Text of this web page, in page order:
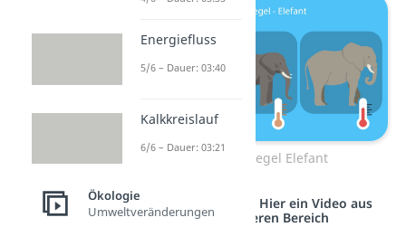
Allensche Regel Elefant
Studyflix vernetzt: Hier ein Video aus
einem anderen Bereich
Energiefluss
5/6 – Dauer: 03:40
Kalkkreislauf
6/6 – Dauer: 03:21
Ökologie
Umweltveränderungen